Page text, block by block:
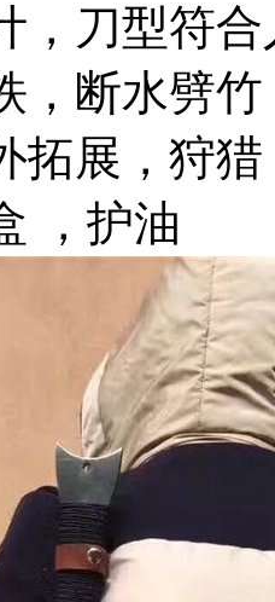
，刀型符
，断水劈
拓展，狩
，护油